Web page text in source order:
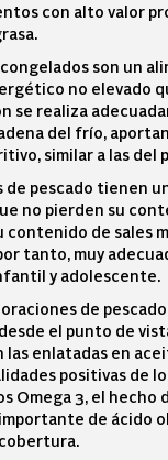
con alto valor
son un
no elevado
se realiza
del frío,
similar a las del
de pescado tienen
no pierden su
contenido de sales
tanto, muy
y adolescente.
de
el punto de
las enlatadas en
positivas de
Omega 3, el hecho
de ácido